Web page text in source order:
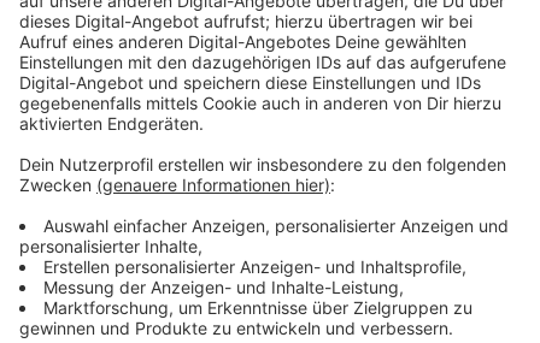
Talente, die im Begriff sind, den Durchbruch zu
schaffen. Gerade ist sie MTV Push Artist des Monats
Juli. Tate McRae lebt seit sie sechs ist im
kanadischen Calgary, die ersten Lebensjahre hatte sie
im Oman verbracht. Sie machte sich als kompetitive
Tänzerin einen Namen und belegte in der 13. Staffel
der FOX-Serie "So You Think You Can Dance" den
zweiten Platz. Bei den renommierten Dance Awards
wurde sie dreimal als "The Best Dancer"
ausgezeichnet und trat bereits in der TV-Show "Ellen"
und den Teen Choice Awards auf.